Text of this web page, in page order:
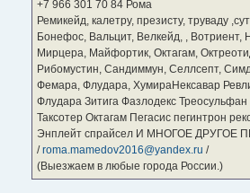
‪+7 966 301 70 84‬ Рома
Ремикейд, калетру, презисту, труваду
Бонефос, Вальцит, Велкейд, , Вотриент,
Мирцера, Майфортик, Октагам,
Рибомустин, Сандиммун, Селлсепт,
Фемара, Флудара, ХумираНексавар
Флудара Зитига Фазлодекс
Таксотер Октагам Пегасис пегинтрон
Энплейт спрайсел И МНОГОЕ
/roma.mamedov2016@yandex.ru /
(Выезжаем в любые города России.)